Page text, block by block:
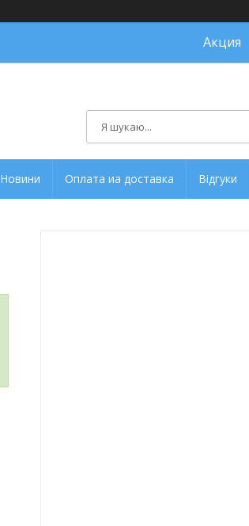
Акция
Новини Оплата иа доставка Відгуки